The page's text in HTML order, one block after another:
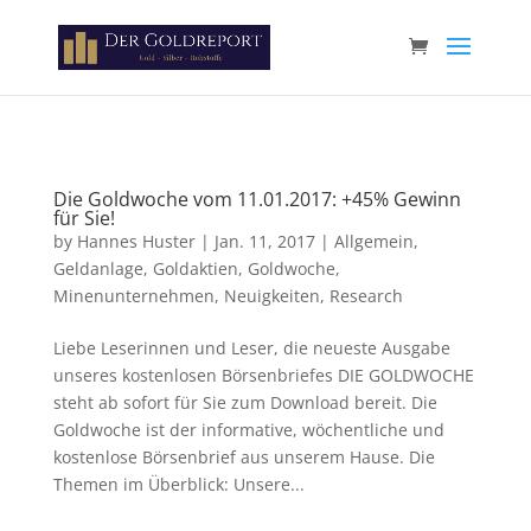
Die Goldwoche vom 11.01.2017: +45% Gewinn
für Sie!
by Hannes Huster| Jan. 11, 2017| Allgemein,
Geldanlage, Goldaktien, Goldwoche,
Minenunternehmen, Neuigkeiten, Research
Liebe Leserinnen und Leser, die neueste Ausgabe
unseres kostenlosen Börsenbriefes DIE GOLDWOCHE
steht ab sofort für Sie zum Download bereit. Die
Goldwoche ist der informative, wöchentliche und
kostenlose Börsenbrief aus unserem Hause. Die
Themen im Überblick: Unsere...